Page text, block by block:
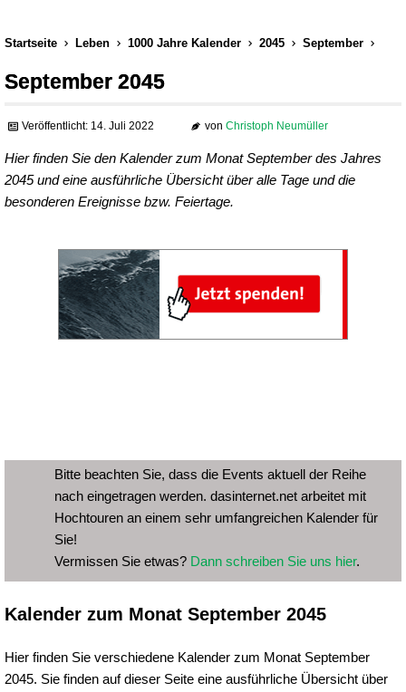
Startseite Leben 1000 Jahre Kalender 2045 September
September 2045
Veröffentlicht: 14. Juli 2022 von Christoph Neumüller
Hier finden Sie den Kalender zum Monat September des Jahres
2045 und eine ausführliche Übersicht über alle Tage und die
besonderen Ereignisse bzw. Feiertage.
Bitte beachten Sie, dass die Events aktuell der Reihe
nach eingetragen werden. dasinternet.net arbeitet mit
Hochtouren an einem sehr umfangreichen Kalender für
Sie!
Vermissen Sie etwas? Dann schreiben Sie uns hier.
Kalender zum Monat September 2045
Hier finden Sie verschiedene Kalender zum Monat September
2045. Sie finden auf dieser Seite eine ausführliche Übersicht über